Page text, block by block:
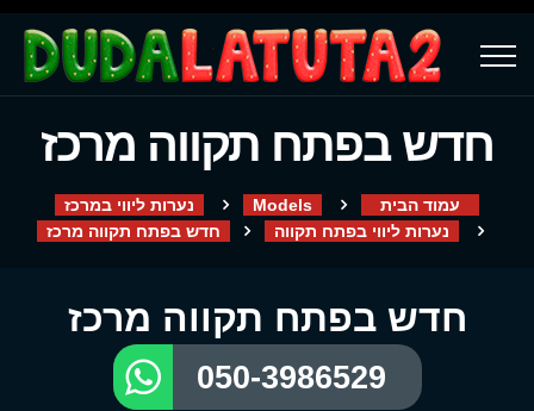
חדש בפתח תקווה מרכז
עמוד הבית Models
נערות ליווי במרכז
נערות ליווי בפתח תקווה
חדש בפתח תקווה מרכז
חדש בפתח תקווה מרכז
050-3986529